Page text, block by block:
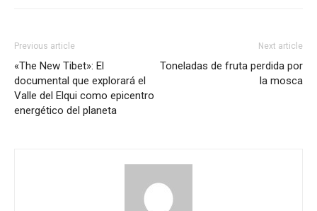
Previous article
«The New Tibet»: El
documental que explorará el
Valle del Elqui como epicentro
energético del planeta
Next article
Toneladas de fruta perdida por
la mosca